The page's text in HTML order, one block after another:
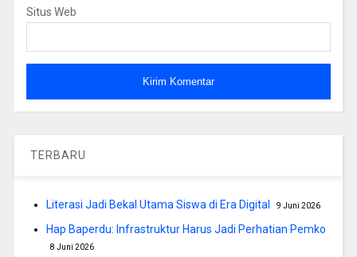
Situs Web
TERBARU
Literasi Jadi Bekal Utama Siswa di Era Digital 9 Juni 2026
Hap Baperdu: Infrastruktur Harus Jadi Perhatian Pemko
8 Juni 2026